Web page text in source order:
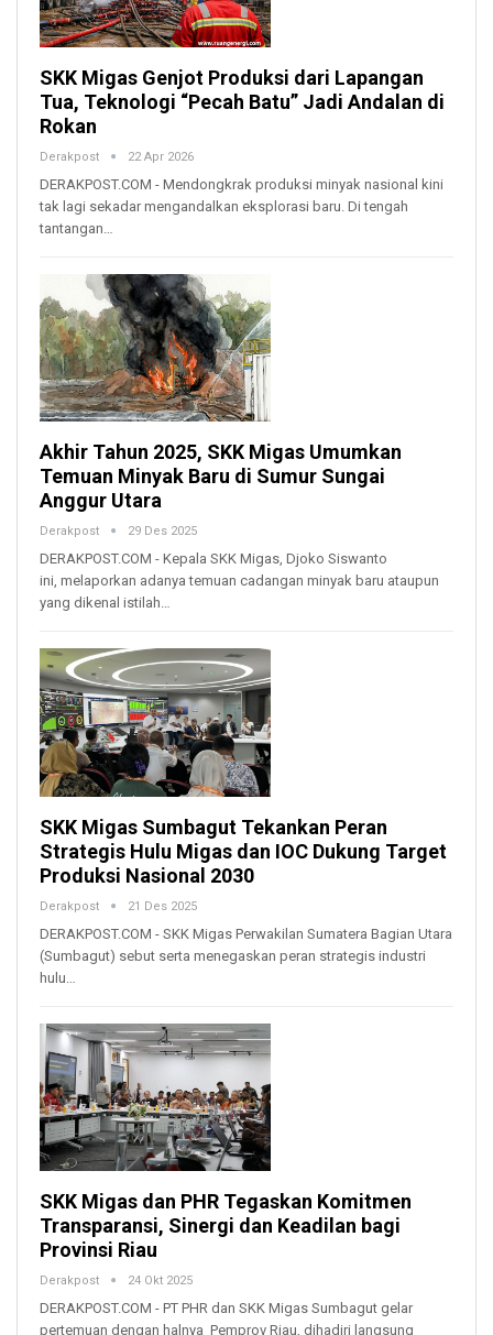
SKK Migas Genjot Produksi dari Lapangan
Tua, Teknologi “Pecah Batu” Jadi Andalan di
Rokan
Derakpost 22 Apr 2026
DERAKPOST.COM - Mendongkrak produksi minyak nasional kini
tak lagi sekadar mengandalkan eksplorasi baru. Di tengah
tantangan…
Akhir Tahun 2025, SKK Migas Umumkan
Temuan Minyak Baru di Sumur Sungai
Anggur Utara
Derakpost 29 Des 2025
DERAKPOST.COM - Kepala SKK Migas, Djoko Siswanto
ini, melaporkan adanya temuan cadangan minyak baru ataupun
yang dikenal istilah…
SKK Migas Sumbagut Tekankan Peran
Strategis Hulu Migas dan IOC Dukung Target
Produksi Nasional 2030
Derakpost 21 Des 2025
DERAKPOST.COM - SKK Migas Perwakilan Sumatera Bagian Utara
(Sumbagut) sebut serta menegaskan peran strategis industri
hulu…
SKK Migas dan PHR Tegaskan Komitmen
Transparansi, Sinergi dan Keadilan bagi
Provinsi Riau
Derakpost 24 Okt 2025
DERAKPOST.COM - PT PHR dan SKK Migas Sumbagut gelar
pertemuan dengan halnya Pemprov Riau, dihadiri langsung